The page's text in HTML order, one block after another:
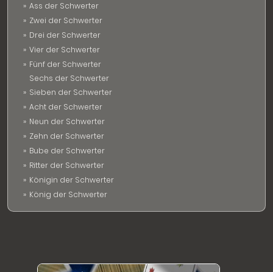
Ass der Schwerter
Zwei der Schwerter
Drei der Schwerter
Vier der Schwerter
Fünf der Schwerter
Sechs der Schwerter
Sieben der Schwerter
Acht der Schwerter
Neun der Schwerter
Zehn der Schwerter
Bube der Schwerter
Ritter der Schwerter
Königin der Schwerter
König der Schwerter